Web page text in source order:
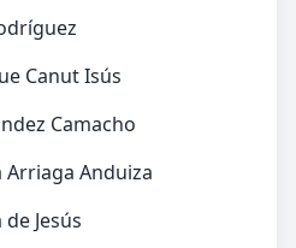
Canut Isús
Camacho
Anduiza
Jesús